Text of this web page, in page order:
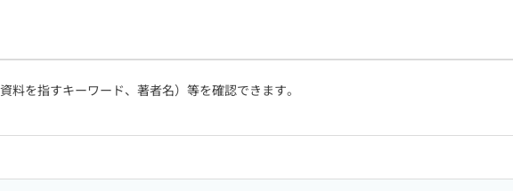
料を指すキーワード、著者名）等を確認できます。